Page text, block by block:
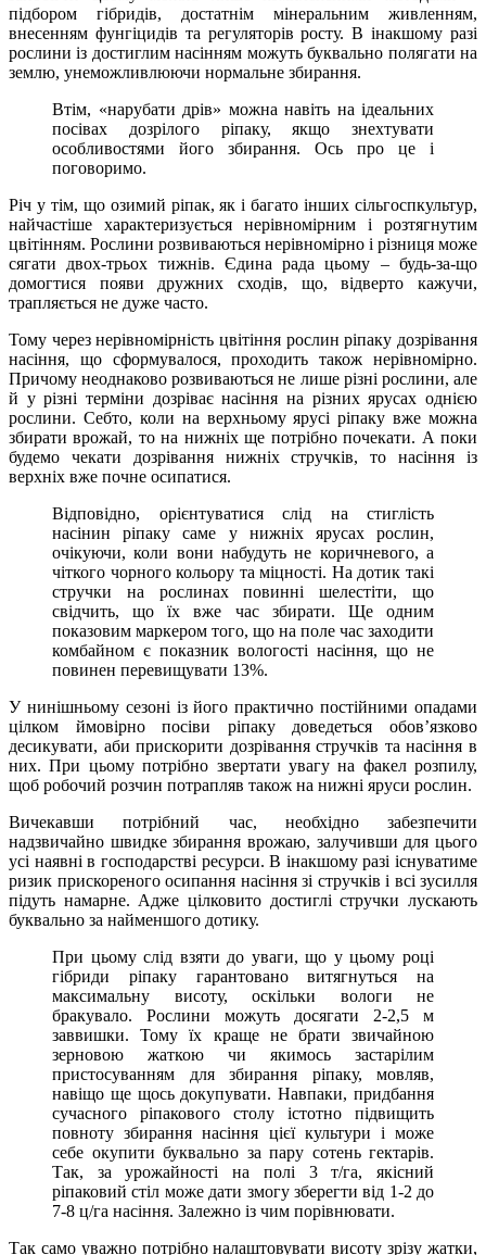
підбором гібридів, достатнім мінеральним живленням,
внесенням фунгіцидів та регуляторів росту. В інакшому разі
рослини із достиглим насінням можуть буквально полягати на
землю, унеможливлюючи нормальне збирання.
Втім, «нарубати дрів» можна навіть на ідеальних
посівах дозрілого ріпаку, якщо знехтувати
особливостями його збирання. Ось про це і
поговоримо.
Річ у тім, що озимий ріпак, як і багато інших сільгоспкультур,
найчастіше характеризується нерівномірним і розтягнутим
цвітінням. Рослини розвиваються нерівномірно і різниця може
сягати двох-трьох тижнів. Єдина рада цьому – будь-за-що
домогтися появи дружних сходів, що, відверто кажучи,
трапляється не дуже часто.
Тому через нерівномірність цвітіння рослин ріпаку дозрівання
насіння, що сформувалося, проходить також нерівномірно.
Причому неоднаково розвиваються не лише різні рослини, але
й у різні терміни дозріває насіння на різних ярусах однією
рослини. Себто, коли на верхньому ярусі ріпаку вже можна
збирати врожай, то на нижніх ще потрібно почекати. А поки
будемо чекати дозрівання нижніх стручків, то насіння із
верхніх вже почне осипатися.
Відповідно, орієнтуватися слід на стиглість
насінин ріпаку саме у нижніх ярусах рослин,
очікуючи, коли вони набудуть не коричневого, а
чіткого чорного кольору та міцності. На дотик такі
стручки на рослинах повинні шелестіти, що
свідчить, що їх вже час збирати. Ще одним
показовим маркером того, що на поле час заходити
комбайном є показник вологості насіння, що не
повинен перевищувати 13%.
У нинішньому сезоні із його практично постійними опадами
цілком ймовірно посіви ріпаку доведеться обов’язково
десикувати, аби прискорити дозрівання стручків та насіння в
них. При цьому потрібно звертати увагу на факел розпилу,
щоб робочий розчин потрапляв також на нижні яруси рослин.
Вичекавши потрібний час, необхідно забезпечити
надзвичайно швидке збирання врожаю, залучивши для цього
усі наявні в господарстві ресурси. В інакшому разі існуватиме
ризик прискореного осипання насіння зі стручків і всі зусилля
підуть намарне. Адже цілковито достиглі стручки лускають
буквально за найменшого дотику.
При цьому слід взяти до уваги, що у цьому році
гібриди ріпаку гарантовано витягнуться на
максимальну висоту, оскільки вологи не
бракувало. Рослини можуть досягати 2-2,5 м
заввишки. Тому їх краще не брати звичайною
зерновою жаткою чи якимось застарілим
пристосуванням для збирання ріпаку, мовляв,
навіщо ще щось докупувати. Навпаки, придбання
сучасного ріпакового столу істотно підвищить
повноту збирання насіння цієї культури і може
себе окупити буквально за пару сотень гектарів.
Так, за урожайності на полі 3 т/га, якісний
ріпаковий стіл може дати змогу зберегти від 1-2 до
7-8 ц/га насіння. Залежно із чим порівнювати.
Так само уважно потрібно налаштовувати висоту зрізу жатки,